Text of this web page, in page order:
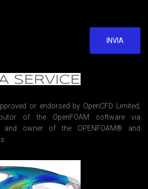
INVIA
or endorsed by OpenCFD Limited,
of the OpenFOAM software via
and owner of the OPENFOAM® and